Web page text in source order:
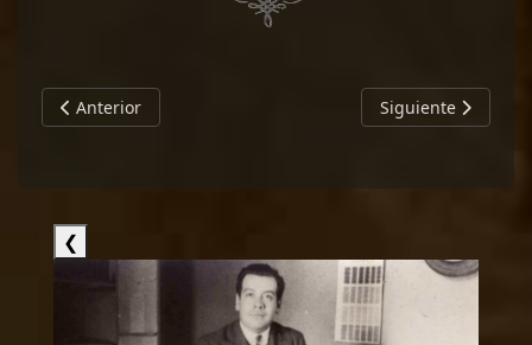
Artículo anterior: DANIEL JANA LEVI
Anterior Artículo siguiente:
Siguiente
❮